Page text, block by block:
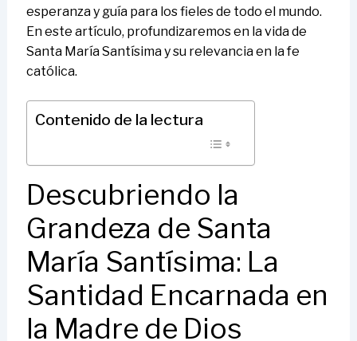
esperanza y guía para los fieles de todo el mundo.
En este artículo, profundizaremos en la vida de
Santa María Santísima y su relevancia en la fe
católica.
Contenido de la lectura
Descubriendo la
Grandeza de Santa
María Santísima: La
Santidad Encarnada en
la Madre de Dios